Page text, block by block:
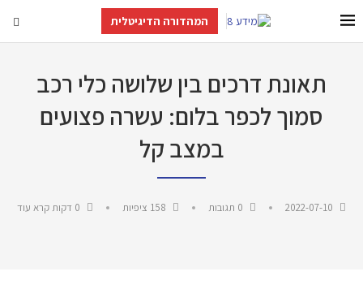
המהדורה הדיגיטלית
תאונת דרכים בין שלושה כלי רכב
סמוך לכפר בלום: עשרה פצועים
במצב קל
2022-07-10
158 ציפיות